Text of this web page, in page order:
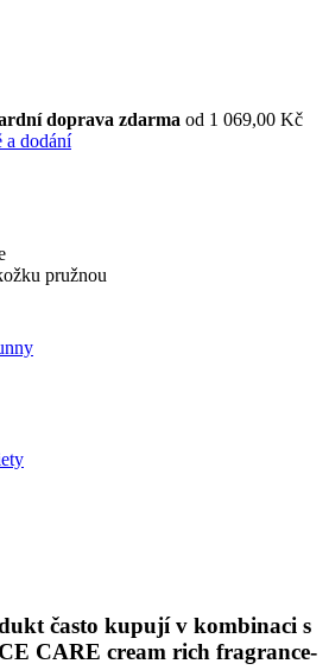
doprava zdarma od 1 069,00 Kč
a dodání
pružnou
často kupují v kombinaci s
CARE cream rich fragrance-